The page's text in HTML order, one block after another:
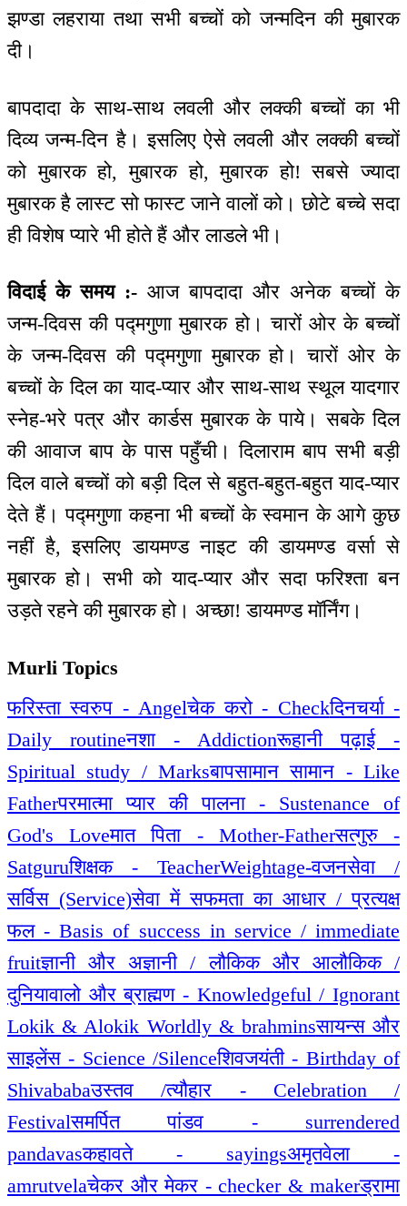
झण्डा लहराया तथा सभी बच्चों को जन्मदिन की मुबारक
दी।
बापदादा के साथ-साथ लवली और लक्की बच्चों का भी
दिव्य जन्म-दिन है। इसलिए ऐसे लवली और लक्की बच्चों
को मुबारक हो, मुबारक हो, मुबारक हो! सबसे ज्यादा
मुबारक है लास्ट सो फास्ट जाने वालों को। छोटे बच्चे सदा
ही विशेष प्यारे भी होते हैं और लाडले भी।
विदाई के समय :- आज बापदादा और अनेक बच्चों के
जन्म-दिवस की पद्मगुणा मुबारक हो। चारों ओर के बच्चों
के जन्म-दिवस की पद्मगुणा मुबारक हो। चारों ओर के
बच्चों के दिल का याद-प्यार और साथ-साथ स्थूल यादगार
स्नेह-भरे पत्र और कार्डस मुबारक के पाये। सबके दिल
की आवाज बाप के पास पहुँची। दिलाराम बाप सभी बड़ी
दिल वाले बच्चों को बड़ी दिल से बहुत-बहुत-बहुत याद-प्यार
देते हैं। पद्मगुणा कहना भी बच्चों के स्वमान के आगे कुछ
नहीं है, इसलिए डायमण्ड नाइट की डायमण्ड वर्सा से
मुबारक हो। सभी को याद-प्यार और सदा फरिश्ता बन
उड़ते रहने की मुबारक हो। अच्छा! डायमण्ड मॉर्निंग।
Murli Topics
फरिस्ता स्वरुप - Angelचेक करो - Checkदिनचर्या -
Daily routineनशा - Addictionरूहानी पढ़ाई -
Spiritual study / Marksबापसामान सामान - Like
Fatherपरमात्मा प्यार की पालना - Sustenance of
God's Loveमात पिता - Mother-Fatherसत्गुरु -
Satguruशिक्षक - TeacherWeightage-वजनसेवा /
सर्विस (Service)सेवा में सफमता का आधार / प्रत्यक्ष
फल - Basis of success in service / immediate
fruitज्ञानी और अज्ञानी / लौकिक और आलौकिक /
दुनियावालो और ब्राह्मण - Knowledgeful / Ignorant
Lokik & Alokik Worldly & brahminsसायन्स और
साइलेंस - Science /Silenceशिवजयंती - Birthday of
Shivababaउस्तव /त्यौहार - Celebration /
Festivalसमर्पित पांडव - surrendered
pandavasकहावते - sayingsअमृतवेला -
amrutvelaचेकर और मेकर - checker & makerड्रामा